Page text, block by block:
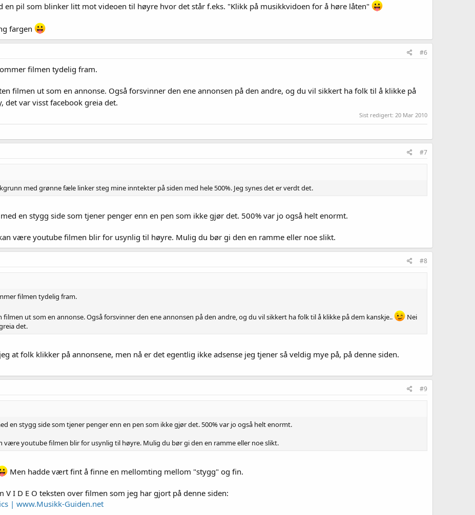
en pil som blinker litt mot videoen til høyre hvor det står f.eks. "Klikk på musikkvidoen for å høre låten"
fargen
#6
filmen tydelig fram.
filmen ut som en annonse. Også forsvinner den ene annonsen på den andre, og du vil sikkert ha folk til å klikke på
det var visst facebook greia det.
Sist redigert: 20 Mar 2010
#7
med grønne fæle linker steg mine inntekter på siden med hele 500%. Jeg synes det er verdt det.
med en stygg side som tjener penger enn en pen som ikke gjør det. 500% var jo også helt enormt.
være youtube filmen blir for usynlig til høyre. Mulig du bør gi den en ramme eller noe slikt.
#8
filmen tydelig fram.
filmen ut som en annonse. Også forsvinner den ene annonsen på den andre, og du vil sikkert ha folk til å klikke på dem kanskje..
Nei
det.
at folk klikker på annonsene, men nå er det egentlig ikke adsense jeg tjener så veldig mye på, på denne siden.
#9
en stygg side som tjener penger enn en pen som ikke gjør det. 500% var jo også helt enormt.
være youtube filmen blir for usynlig til høyre. Mulig du bør gi den en ramme eller noe slikt.
Men hadde vært fint å finne en mellomting mellom "stygg" og fin.
V I D E O teksten over filmen som jeg har gjort på denne siden:
| www.Musikk-Guiden.net